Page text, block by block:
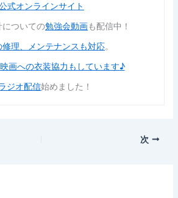
式オンラインサイト
ついての勉強会動画も配信中！
修理、メンテナンスも対応。
映画への衣装協力もしています♪
ジオ配信始めました！
次